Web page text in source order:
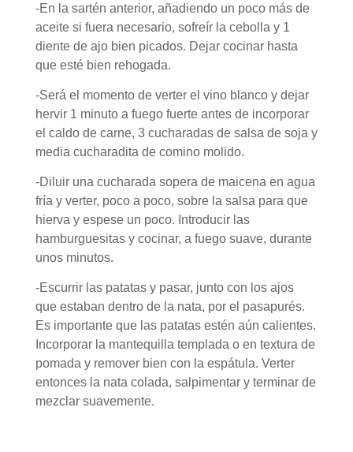
-En la sartén anterior, añadiendo un poco más de
aceite si fuera necesario, sofreír la cebolla y 1
diente de ajo bien picados. Dejar cocinar hasta
que esté bien rehogada.
-Será el momento de verter el vino blanco y dejar
hervir 1 minuto a fuego fuerte antes de incorporar
el caldo de carne, 3 cucharadas de salsa de soja y
media cucharadita de comino molido.
-Diluir una cucharada sopera de maicena en agua
fría y verter, poco a poco, sobre la salsa para que
hierva y espese un poco. Introducir las
hamburguesitas y cocinar, a fuego suave, durante
unos minutos.
-Escurrir las patatas y pasar, junto con los ajos
que estaban dentro de la nata, por el pasapurés.
Es importante que las patatas estén aún calientes.
Incorporar la mantequilla templada o en textura de
pomada y remover bien con la espátula. Verter
entonces la nata colada, salpimentar y terminar de
mezclar suavemente.